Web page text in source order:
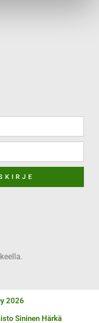
2026
Sininen Härkä